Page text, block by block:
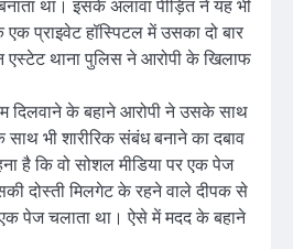
था। इसके अलावा पीड़ित ने यह भी
प्राइवेट हॉस्पिटल में उसका दो बार
एस्टेट थाना पुलिस ने आरोपी के खिलाफ
दिलवाने के बहाने आरोपी ने उसके साथ
भी शारीरिक संबंध बनाने का दबाव
है कि वो सोशल मीडिया पर एक पेज
दोस्ती मिलगेट के रहने वाले दीपक से
पेज चलाता था। ऐसे में मदद के बहाने